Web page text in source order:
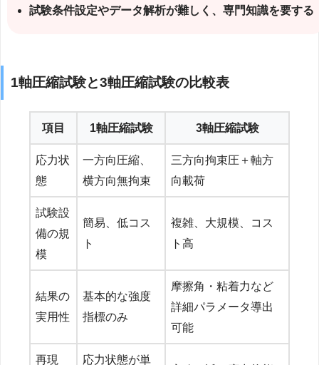
試験条件設定やデータ解析が難しく、専門知識を要する
1軸圧縮試験と3軸圧縮試験の比較表
項目 1軸圧縮試験 3軸圧縮試験
応力状
態
一方向圧縮、
横方向無拘束
三方向拘束圧＋軸方
向載荷
試験設
備の規
模
簡易、低コス
ト
複雑、大規模、コス
ト高
結果の
実用性
基本的な強度
指標のみ
摩擦角・粘着力など
詳細パラメータ導出
可能
再現
応力状態が単